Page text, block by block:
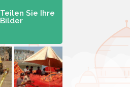
Teilen Sie Ihre
Bilder